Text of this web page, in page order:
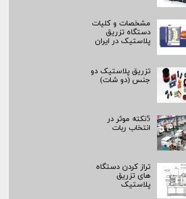
مشخصات و کلیات
دستگاه تزریق
پلاستیک در ایران
تزریق پلاستیک دو
جنس (دو شات)
5نکته موثر در
انتخاب ربات
تراز کردن دستگاه
های تزریق
پلاستیک